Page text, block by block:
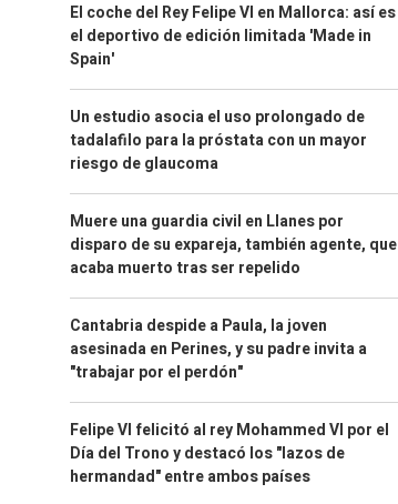
El coche del Rey Felipe VI en Mallorca: así es
el deportivo de edición limitada 'Made in
Spain'
Un estudio asocia el uso prolongado de
tadalafilo para la próstata con un mayor
riesgo de glaucoma
Muere una guardia civil en Llanes por
disparo de su expareja, también agente, que
acaba muerto tras ser repelido
Cantabria despide a Paula, la joven
asesinada en Perines, y su padre invita a
"trabajar por el perdón"
Felipe VI felicitó al rey Mohammed VI por el
Día del Trono y destacó los "lazos de
hermandad" entre ambos países